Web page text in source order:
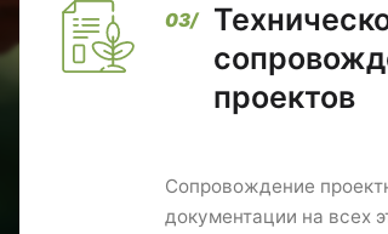
проектов
Сопровождение
документации на всех